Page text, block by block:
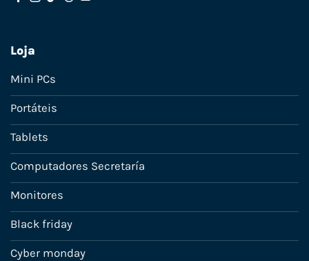
Loja
Mini PCs
Portáteis
Tablets
Computadores Secretaría
Monitores
Black friday
Cyber monday